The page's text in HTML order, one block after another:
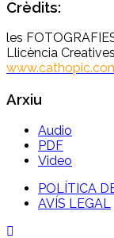
Crèdits:
les
Llicència
Arxiu
Audio
PDF
Video
POLÍTICA
AVÍS LEGAL